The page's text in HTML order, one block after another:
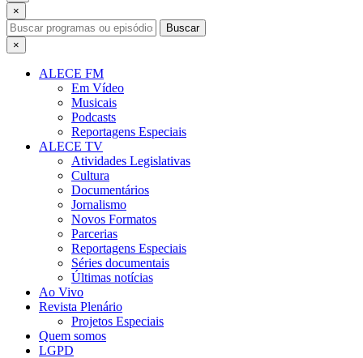
×
Buscar
×
ALECE FM
Em Vídeo
Musicais
Podcasts
Reportagens Especiais
ALECE TV
Atividades Legislativas
Cultura
Documentários
Jornalismo
Novos Formatos
Parcerias
Reportagens Especiais
Séries documentais
Últimas notícias
Ao Vivo
Revista Plenário
Projetos Especiais
Quem somos
LGPD